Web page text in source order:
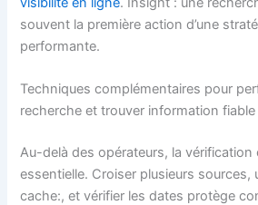
souvent la première action d’une
performante.
Techniques complémentaires pour
recherche et trouver information fiable
Au-delà des opérateurs, la vérification
essentielle. Croiser plusieurs sources,
cache:, et vérifier les dates protège